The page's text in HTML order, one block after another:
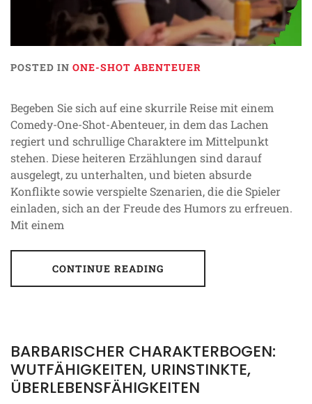
POSTED IN ONE-SHOT ABENTEUER
Begeben Sie sich auf eine skurrile Reise mit einem
Comedy-One-Shot-Abenteuer, in dem das Lachen
regiert und schrullige Charaktere im Mittelpunkt
stehen. Diese heiteren Erzählungen sind darauf
ausgelegt, zu unterhalten, und bieten absurde
Konflikte sowie verspielte Szenarien, die die Spieler
einladen, sich an der Freude des Humors zu erfreuen.
Mit einem
CONTINUE READING
BARBARISCHER CHARAKTERBOGEN:
WUTFÄHIGKEITEN, URINSTINKTE,
ÜBERLEBENSFÄHIGKEITEN